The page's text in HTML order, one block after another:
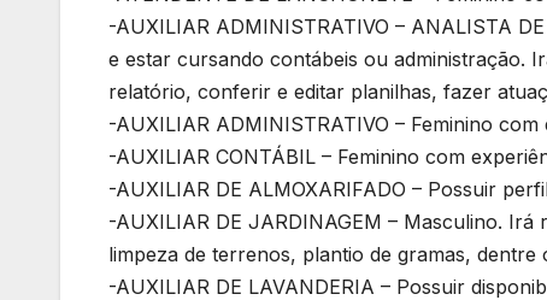
-AUXILIAR ADMINISTRATIVO – ANALISTA
e estar cursando contábeis ou administração.
relatório, conferir e editar planilhas, fazer
-AUXILIAR ADMINISTRATIVO – Feminino
-AUXILIAR CONTÁBIL – Feminino com
-AUXILIAR DE ALMOXARIFADO – Possuir
-AUXILIAR DE JARDINAGEM – Masculino.
limpeza de terrenos, plantio de gramas, dentre
-AUXILIAR DE LAVANDERIA – Possuir